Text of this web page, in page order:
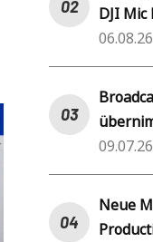
DJI Mic
06.08.26
09.07.26
Neue